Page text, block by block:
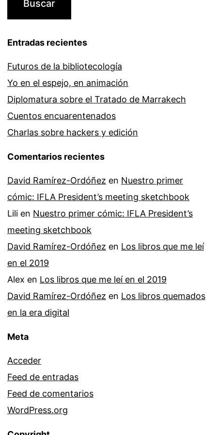
Entradas recientes
Futuros de la bibliotecología
Yo en el espejo, en animación
Diplomatura sobre el Tratado de Marrakech
Cuentos encuarentenados
Charlas sobre hackers y edición
Comentarios recientes
David Ramírez-Ordóñez en Nuestro primer
cómic: IFLA President’s meeting sketchbook
Lili en Nuestro primer cómic: IFLA President’s
meeting sketchbook
David Ramírez-Ordóñez en Los libros que me leí
en el 2019
Alex en Los libros que me leí en el 2019
David Ramírez-Ordóñez en Los libros quemados
en la era digital
Meta
Acceder
Feed de entradas
Feed de comentarios
WordPress.org